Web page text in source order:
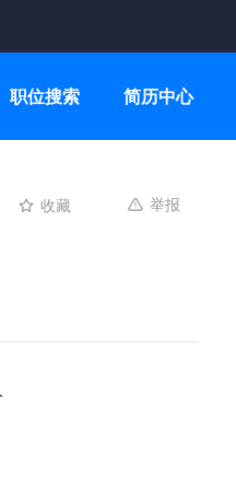
职位搜索 简历中心
收藏 举报